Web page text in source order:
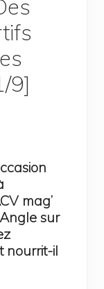
9]
mag’
sur
nourrit-il